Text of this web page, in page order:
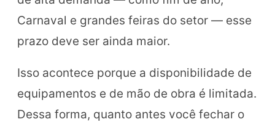
Carnaval e grandes feiras do setor — esse
prazo deve ser ainda maior.
Isso acontece porque a disponibilidade de
equipamentos e de mão de obra é limitada.
Dessa forma, quanto antes você fechar o